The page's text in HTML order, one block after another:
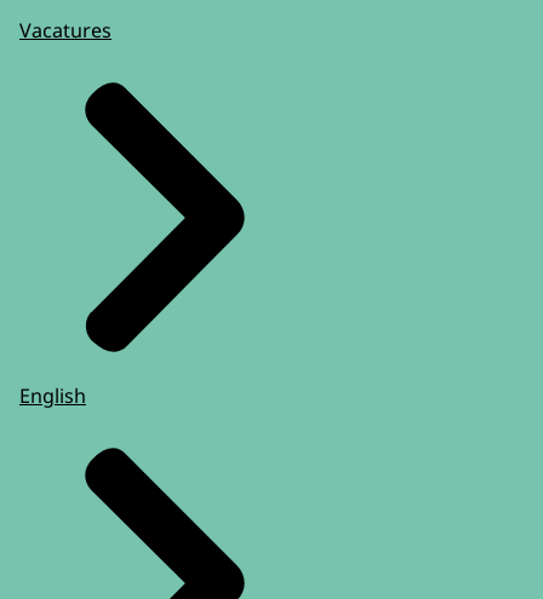
Vacatures
English